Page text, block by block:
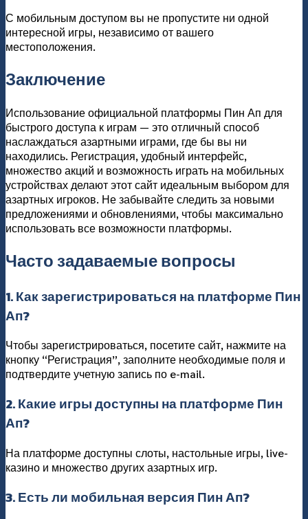
С мобильным доступом вы не пропустите ни одной
интересной игры, независимо от вашего
местоположения.
Заключение
Использование официальной платформы Пин Ап для
быстрого доступа к играм — это отличный способ
наслаждаться азартными играми, где бы вы ни
находились. Регистрация, удобный интерфейс,
множество акций и возможность играть на мобильных
устройствах делают этот сайт идеальным выбором для
азартных игроков. Не забывайте следить за новыми
предложениями и обновлениями, чтобы максимально
использовать все возможности платформы.
Часто задаваемые вопросы
1. Как зарегистрироваться на платформе Пин
Ап?
Чтобы зарегистрироваться, посетите сайт, нажмите на
кнопку “Регистрация”, заполните необходимые поля и
подтвердите учетную запись по e-mail.
2. Какие игры доступны на платформе Пин
Ап?
На платформе доступны слоты, настольные игры, live-
казино и множество других азартных игр.
3. Есть ли мобильная версия Пин Ап?